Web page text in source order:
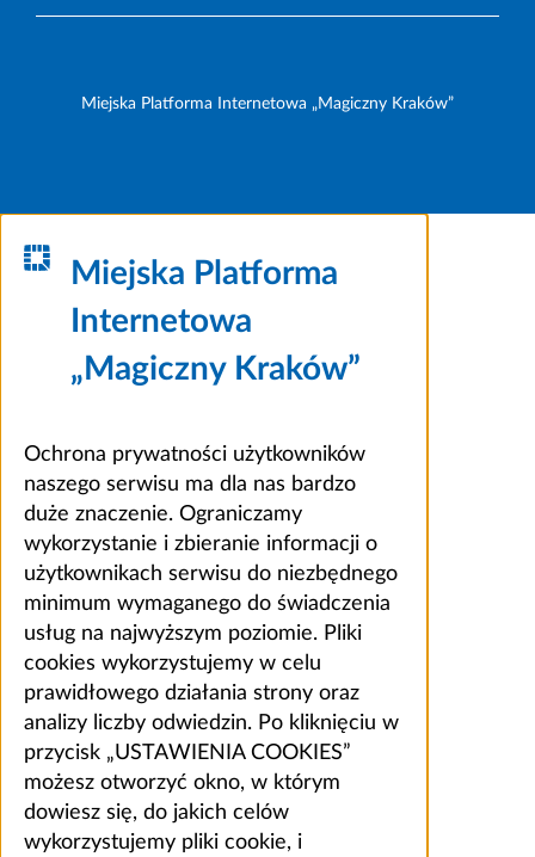
Miejska Platforma Internetowa „Magiczny Kraków”
Miejska Platforma
Internetowa
„Magiczny Kraków”
Ochrona prywatności użytkowników
naszego serwisu ma dla nas bardzo
duże znaczenie. Ograniczamy
wykorzystanie i zbieranie informacji o
użytkownikach serwisu do niezbędnego
minimum wymaganego do świadczenia
usług na najwyższym poziomie. Pliki
cookies wykorzystujemy w celu
prawidłowego działania strony oraz
analizy liczby odwiedzin. Po kliknięciu w
przycisk „USTAWIENIA COOKIES”
możesz otworzyć okno, w którym
dowiesz się, do jakich celów
wykorzystujemy pliki cookie, i